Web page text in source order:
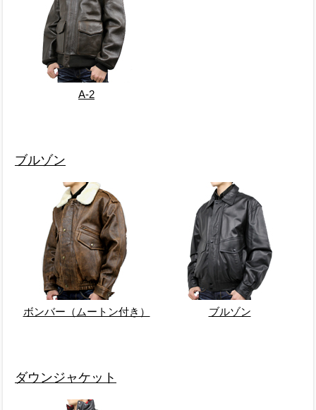
A-2
ブルゾン
ボンバー（ムートン付き） ブルゾン
ダウンジャケット